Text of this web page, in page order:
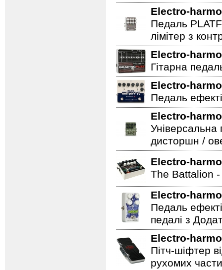
Electro-
Педаль
лімітер з
Electro-
Гітарна
Electro-
Педаль
Electro-
Універсальна
дисторшн /
Electro-
The Battalion -
Electro-
Педаль
педалі з
Electro-
Пітч-шіфтер
рухомих